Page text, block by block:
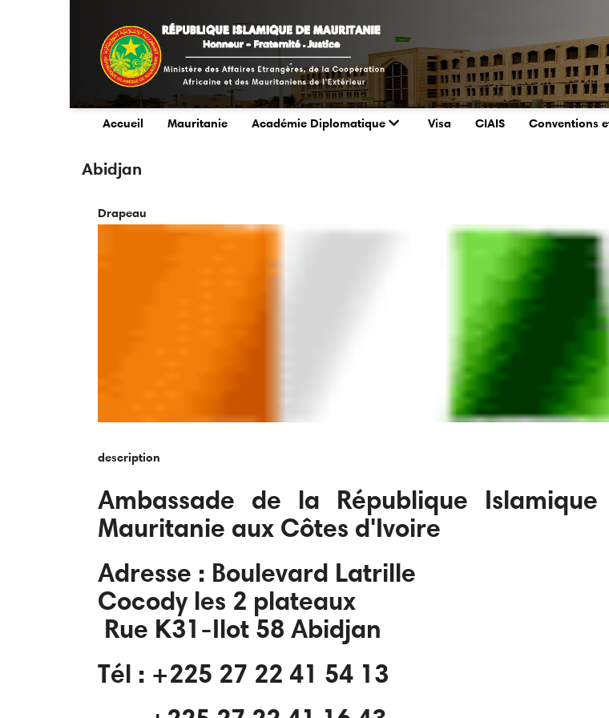
menu
Accueil Mauritanie Académie Diplomatique Visa CIAIS Conventions
Abidjan
Drapeau
description
Ambassade de la République
Mauritanie aux Côtes d'Ivoire
Adresse : Boulevard Latrille
Cocody les 2 plateaux
Rue K31-Ilot 58 Abidjan
Tél : +225 27 22 41 54 13